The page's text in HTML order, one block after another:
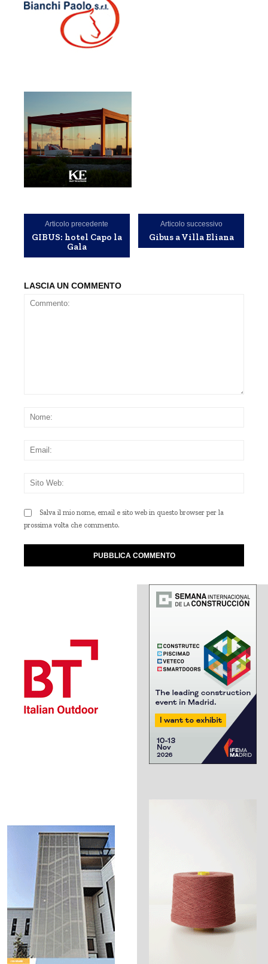
Articolo precedente
GIBUS: hotel Capo la
Gala
Articolo successivo
Gibus a Villa Eliana
LASCIA UN COMMENTO
Salva il mio nome, email e sito web in questo browser per la
prossima volta che commento.